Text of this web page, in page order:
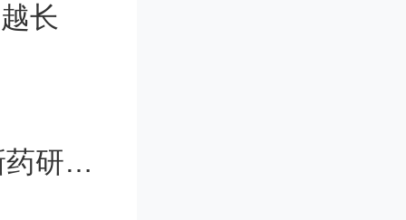
登
最下
长
近4万个数据集验证：机器学习加速新药研发进程